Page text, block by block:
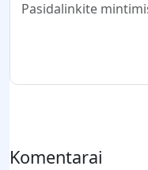
Komentarai